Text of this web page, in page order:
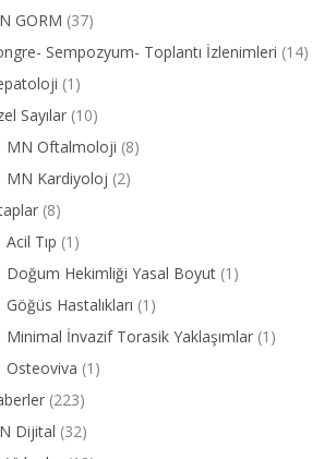
GORM (37)
Sempozyum- Toplantı İzlenimleri (14)
(1)
Sayılar (10)
MN Oftalmoloji (8)
MN Kardiyoloj (2)
(8)
Acil Tıp (1)
Doğum Hekimliği Yasal Boyut (1)
Göğüs Hastalıkları (1)
Minimal İnvazif Torasik Yaklaşımlar (1)
Osteoviva (1)
(223)
Dijital (32)